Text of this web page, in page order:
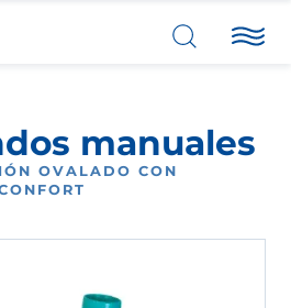
manuales
OVALADO CON